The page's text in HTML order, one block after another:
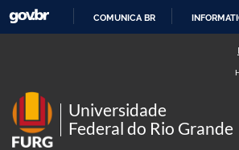
COMUNICA BR
Universidade
Federal do Rio Grande